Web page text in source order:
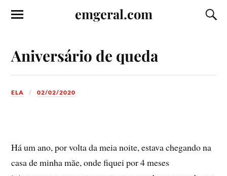
emgeral.com
Aniversário de queda
ELA 02/02/2020
Há um ano, por volta da meia noite, estava chegando na
casa de minha mãe, onde fiquei por 4 meses